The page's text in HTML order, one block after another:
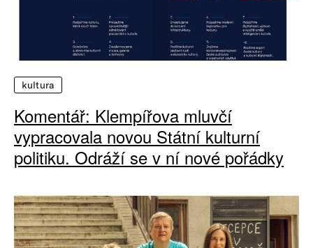
kultura
Komentář: Klempířova mluvčí
vypracovala novou Státní kulturní
politiku. Odráží se v ní nové pořádky